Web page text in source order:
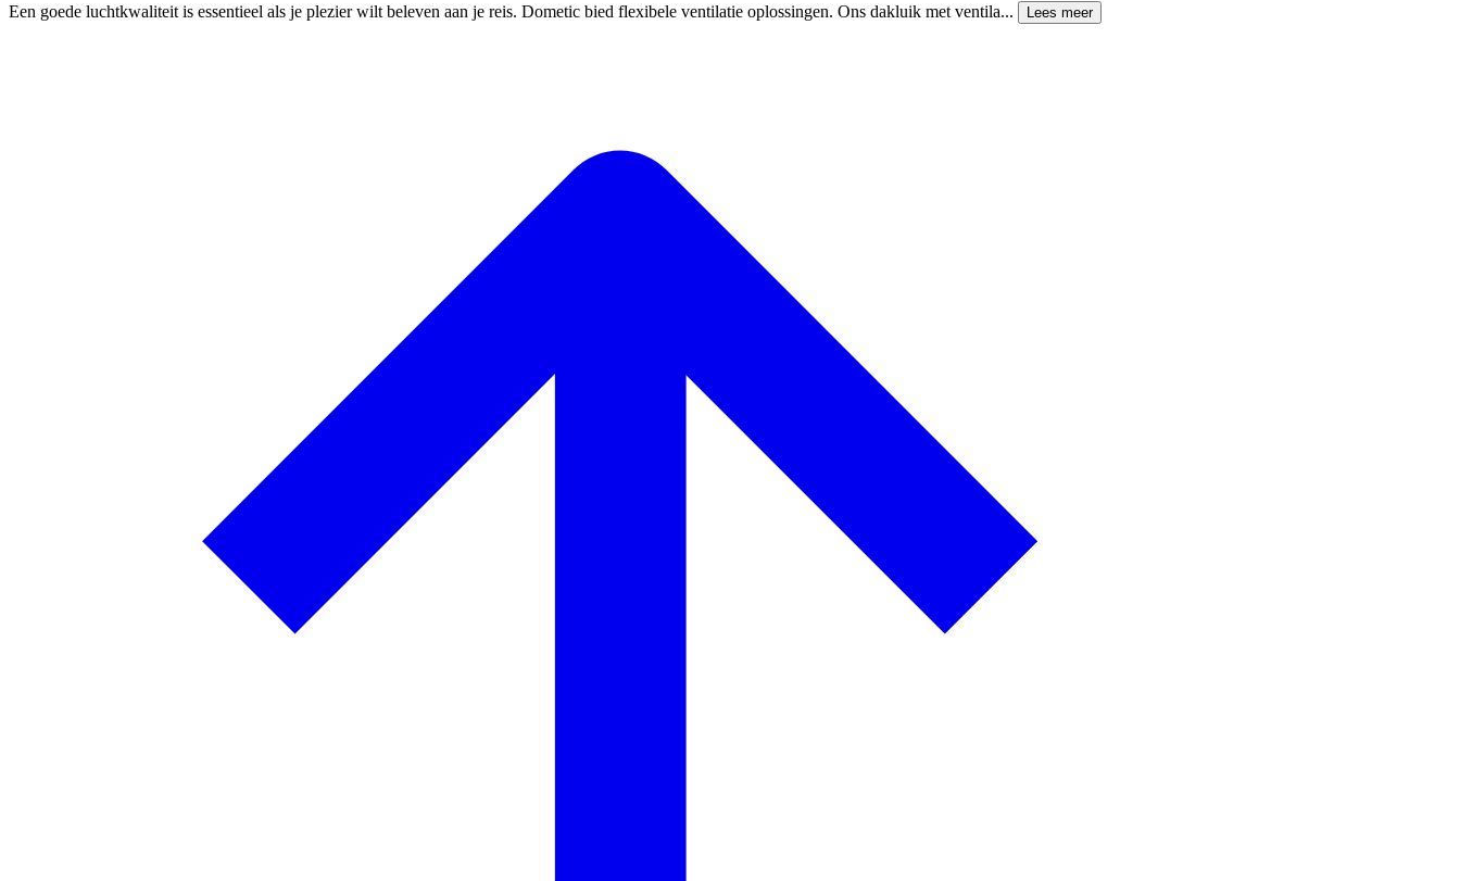
Een goede luchtkwaliteit is essentieel als je plezier wilt beleven aan je reis. Dometic bied flexibele ventilatie oplossingen. Ons dakluik met ventila... Lees meer